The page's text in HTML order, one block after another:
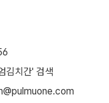
김치간' 검색